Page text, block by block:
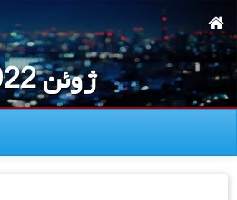
به
محتوای
اصلی
ژوئن 2022